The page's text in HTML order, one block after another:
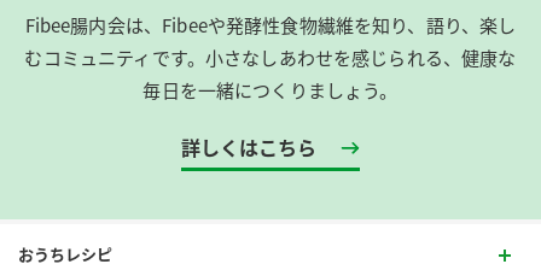
Fibee腸内会は、​Fibeeや発酵性食物繊維を知り、語り、楽し
むコミュニティです。​小さなしあわせを感じられる、健康な
毎日を一緒につくりましょう。
詳しくはこちら
おうちレシピ